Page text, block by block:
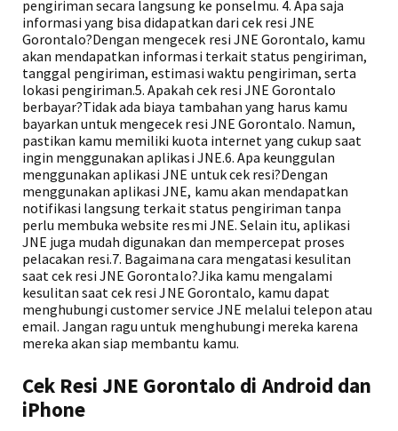
pengiriman secara langsung ke ponselmu. 4. Apa saja
informasi yang bisa didapatkan dari cek resi JNE
Gorontalo?Dengan mengecek resi JNE Gorontalo, kamu
akan mendapatkan informasi terkait status pengiriman,
tanggal pengiriman, estimasi waktu pengiriman, serta
lokasi pengiriman.5. Apakah cek resi JNE Gorontalo
berbayar?Tidak ada biaya tambahan yang harus kamu
bayarkan untuk mengecek resi JNE Gorontalo. Namun,
pastikan kamu memiliki kuota internet yang cukup saat
ingin menggunakan aplikasi JNE.6. Apa keunggulan
menggunakan aplikasi JNE untuk cek resi?Dengan
menggunakan aplikasi JNE, kamu akan mendapatkan
notifikasi langsung terkait status pengiriman tanpa
perlu membuka website resmi JNE. Selain itu, aplikasi
JNE juga mudah digunakan dan mempercepat proses
pelacakan resi.7. Bagaimana cara mengatasi kesulitan
saat cek resi JNE Gorontalo?Jika kamu mengalami
kesulitan saat cek resi JNE Gorontalo, kamu dapat
menghubungi customer service JNE melalui telepon atau
email. Jangan ragu untuk menghubungi mereka karena
mereka akan siap membantu kamu.
Cek Resi JNE Gorontalo di Android dan
iPhone